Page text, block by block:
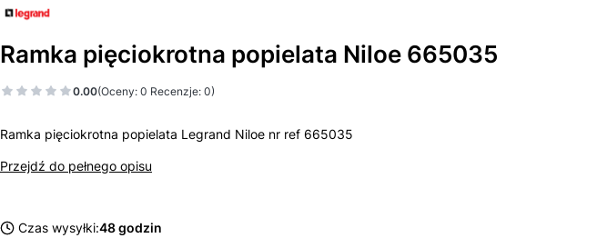
Ramka pięciokrotna popielata Niloe 665035
0.00(Oceny: 0 Recenzje: 0)
Ramka pięciokrotna popielata Legrand Niloe nr ref 665035
Przejdź do pełnego opisu
Czas wysyłki:48 godzin